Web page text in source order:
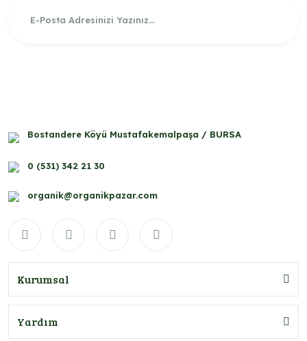
Bostandere Köyü Mustafakemalpaşa / BURSA
0 (531) 342 21 30
organik@organikpazar.com
Kurumsal
Yardım